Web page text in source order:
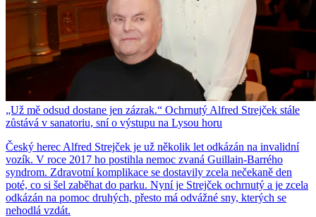
„Už mě odsud dostane jen zázrak.“ Ochrnutý Alfred Strejček stále
zůstává v sanatoriu, sní o výstupu na Lysou horu
Český herec Alfred Strejček je už několik let odkázán na invalidní
vozík. V roce 2017 ho postihla nemoc zvaná Guillain-Barrého
syndrom. Zdravotní komplikace se dostavily zcela nečekaně den
poté, co si šel zaběhat do parku. Nyní je Strejček ochrnutý a je zcela
odkázán na pomoc druhých, přesto má odvážné sny, kterých se
nehodlá vzdát.